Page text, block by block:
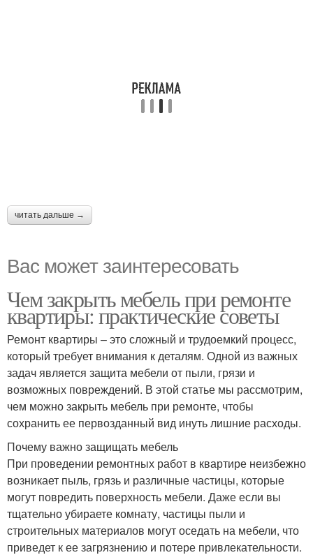
читать дальше →
Вас может заинтересовать
Чем закрыть мебель при ремонте
квартиры: практические советы
Ремонт квартиры – это сложный и трудоемкий процесс,
который требует внимания к деталям. Одной из важных
задач является защита мебели от пыли, грязи и
возможных повреждений. В этой статье мы рассмотрим,
чем можно закрыть мебель при ремонте, чтобы
сохранить ее первозданный вид инуть лишние расходы.
Почему важно защищать мебель
При проведении ремонтных работ в квартире неизбежно
возникает пыль, грязь и различные частицы, которые
могут повредить поверхность мебели. Даже если вы
тщательно убираете комнату, частицы пыли и
строительных материалов могут оседать на мебели, что
приведет к ее загрязнению и потере привлекательности.